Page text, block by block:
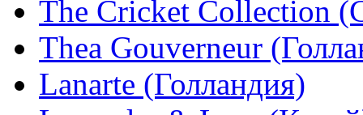
The Cricket Collection
Thea Gouverneur
Lanarte (Голландия)